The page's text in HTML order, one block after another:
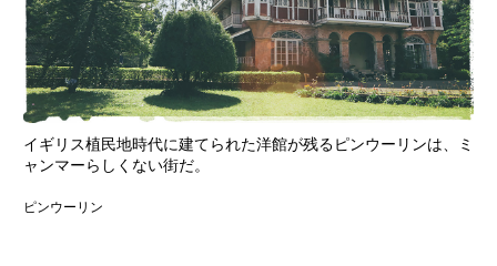
イギリス植民地時代に建てられた洋館が残るピンウーリンは、ミ
ャンマーらしくない街だ。
ピンウーリン